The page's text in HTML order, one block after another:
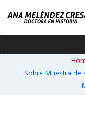
Sobre Muestra de